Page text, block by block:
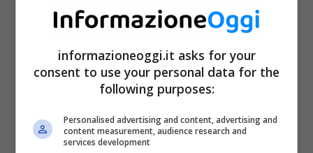
Bonus spetta anche ai soggetti con
problemi psichici ritenuti socialmente
pericolosi e che sono stati ricoverati in
perdita di entrambi gli arti superiori fino
informazioneoggi.it asks for your
consent to use your personal data for the
following purposes:
Personalised advertising and content, advertising and
content measurement, audience research and
services development